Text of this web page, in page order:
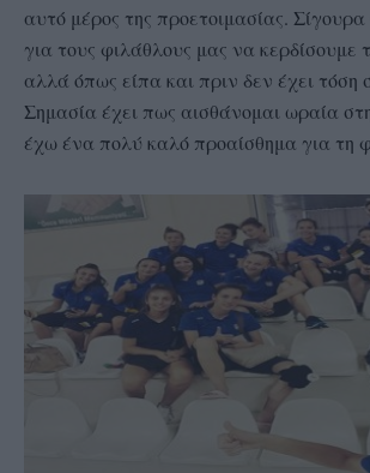
αυτό μέρος της προετοιμασίας.
για τους φιλάθλους μας να κερδίσουμε
αλλά όπως είπα και πριν δεν έχει
Σημασία έχει πως αισθάνομαι ωραία
έχω ένα πολύ καλό προαίσθημα για τη